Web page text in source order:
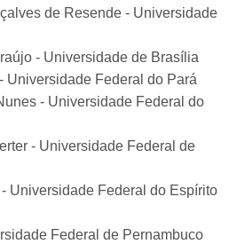
de Resende - Universidade
- Universidade de Brasília
Universidade Federal do Pará
- Universidade Federal do
- Universidade Federal de
Universidade Federal do Espírito
Federal de Pernambuco